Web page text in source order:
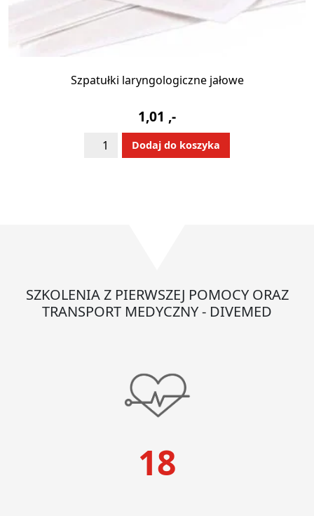
Szpatułki laryngologiczne jałowe
1,01 ,-
ilość
Szpatułki
Dodaj do koszyka
Alternative:
SZKOLENIA Z PIERWSZEJ POMOCY ORAZ
TRANSPORT MEDYCZNY - DIVEMED
18